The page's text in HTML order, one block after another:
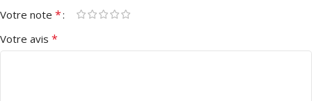
Votre note *
Votre avis *